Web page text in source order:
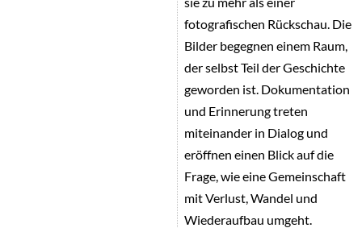
fotografischen Rückschau. Die
Bilder begegnen einem Raum,
der selbst Teil der Geschichte
geworden ist. Dokumentation
und Erinnerung treten
miteinander in Dialog und
eröffnen einen Blick auf die
Frage, wie eine Gemeinschaft
mit Verlust, Wandel und
Wiederaufbau umgeht.